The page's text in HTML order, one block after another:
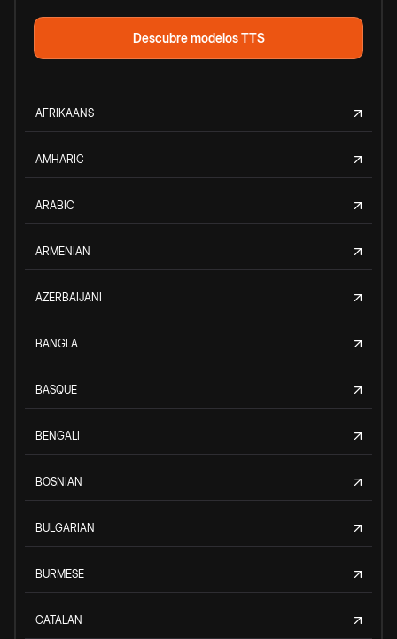
Descubre modelos TTS
AFRIKAANS
AMHARIC
ARABIC
ARMENIAN
AZERBAIJANI
BANGLA
BASQUE
BENGALI
BOSNIAN
BULGARIAN
BURMESE
CATALAN